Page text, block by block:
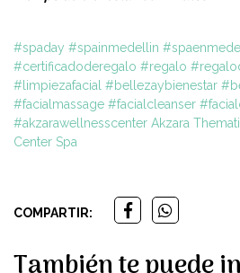
#spaday #spainmedellin
#certificadoderegalo #regalo
#limpiezafacial #bellezaybienestar
#facialmassage #facialcleanser
#akzarawellnesscenter Akzara
Center Spa
COMPARTIR: